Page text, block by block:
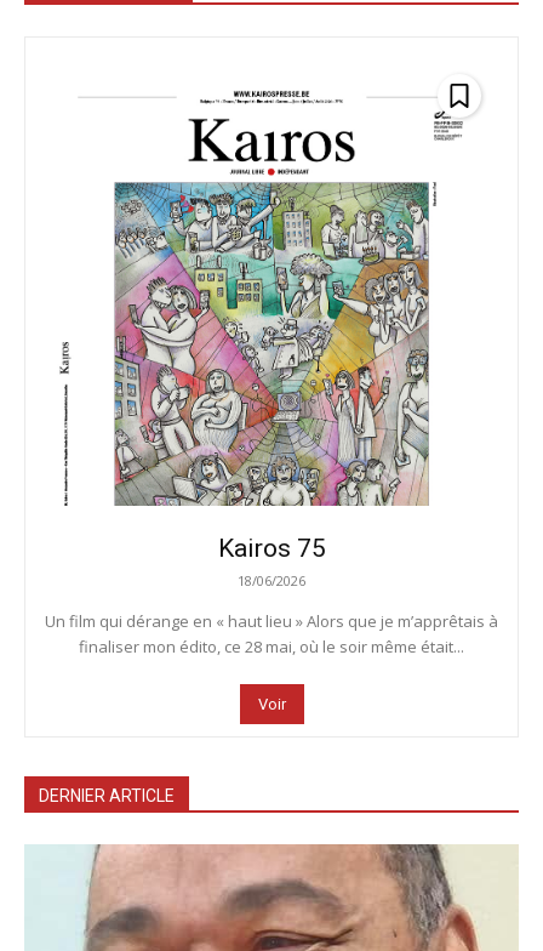
Kairos 75
18/06/2026
Un film qui dérange en « haut lieu » Alors que je m’apprêtais à
finaliser mon édito, ce 28 mai, où le soir même était...
Voir
DERNIER ARTICLE